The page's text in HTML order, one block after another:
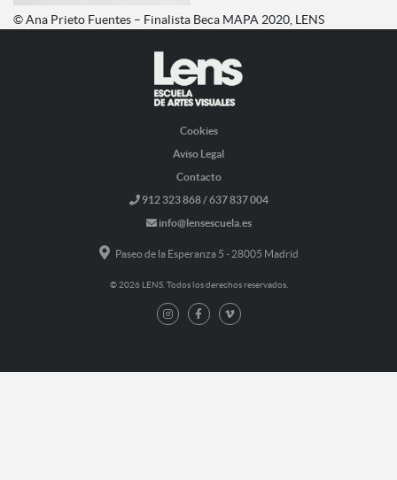
© Ana Prieto Fuentes – Finalista Beca MAPA 2020, LENS
Cookies
Aviso Legal
Contacto
912 323 868 / 637 837 004
info@lensescuela.es
Paseo de la Esperanza 5 - 28005 Madrid
© 2026 LENS. Todos los derechos reservados.